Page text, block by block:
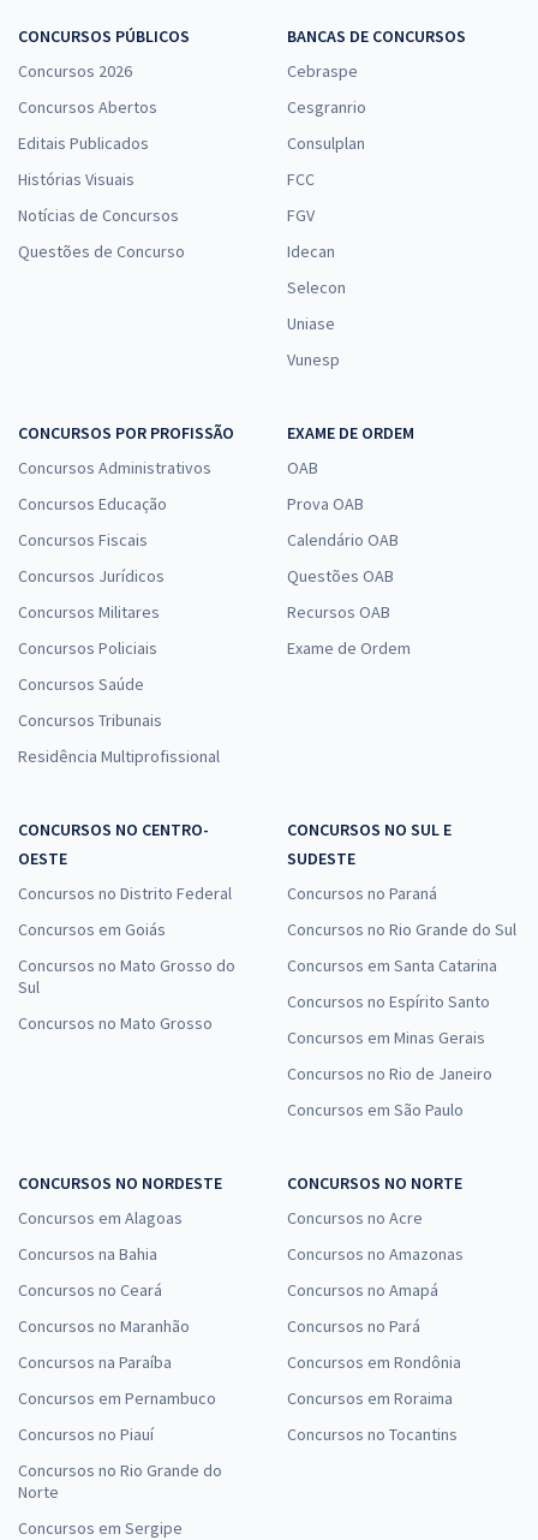
CONCURSOS PÚBLICOS
Concursos 2026
Concursos Abertos
Editais Publicados
Histórias Visuais
Notícias de Concursos
Questões de Concurso
BANCAS DE CONCURSOS
Cebraspe
Cesgranrio
Consulplan
FCC
FGV
Idecan
Selecon
Uniase
Vunesp
CONCURSOS POR PROFISSÃO
Concursos Administrativos
Concursos Educação
Concursos Fiscais
Concursos Jurídicos
Concursos Militares
Concursos Policiais
Concursos Saúde
Concursos Tribunais
Residência Multiprofissional
EXAME DE ORDEM
OAB
Prova OAB
Calendário OAB
Questões OAB
Recursos OAB
Exame de Ordem
CONCURSOS NO CENTRO-
OESTE
Concursos no Distrito Federal
Concursos em Goiás
Concursos no Mato Grosso do
Sul
Concursos no Mato Grosso
CONCURSOS NO SUL E
SUDESTE
Concursos no Paraná
Concursos no Rio Grande do Sul
Concursos em Santa Catarina
Concursos no Espírito Santo
Concursos em Minas Gerais
Concursos no Rio de Janeiro
Concursos em São Paulo
CONCURSOS NO NORDESTE
Concursos em Alagoas
Concursos na Bahia
Concursos no Ceará
Concursos no Maranhão
Concursos na Paraíba
Concursos em Pernambuco
Concursos no Piauí
Concursos no Rio Grande do
Norte
Concursos em Sergipe
CONCURSOS NO NORTE
Concursos no Acre
Concursos no Amazonas
Concursos no Amapá
Concursos no Pará
Concursos em Rondônia
Concursos em Roraima
Concursos no Tocantins